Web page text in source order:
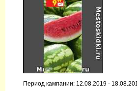
Период кампании: 12.08.2019 -